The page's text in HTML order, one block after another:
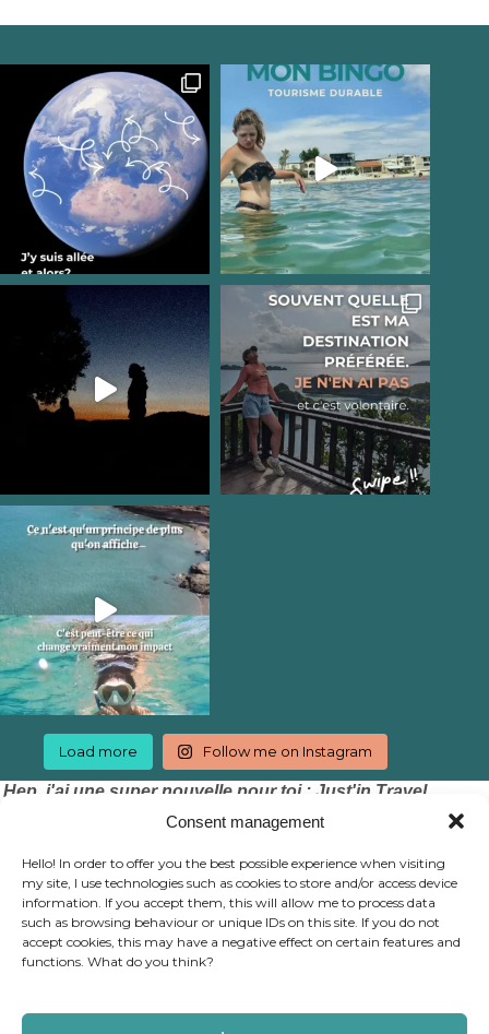
Consent management
Hello! In order to offer you the best possible experience when visiting
my site, I use technologies such as cookies to store and/or access device
information. If you accept them, this will allow me to process data
such as browsing behaviour or unique IDs on this site. If you do not
accept cookies, this may have a negative effect on certain features and
functions. What do you think?
Load more Follow me on Instagram
Hep, j'ai une super nouvelle pour toi : Just'in Travel
accepte les chèques vacances !